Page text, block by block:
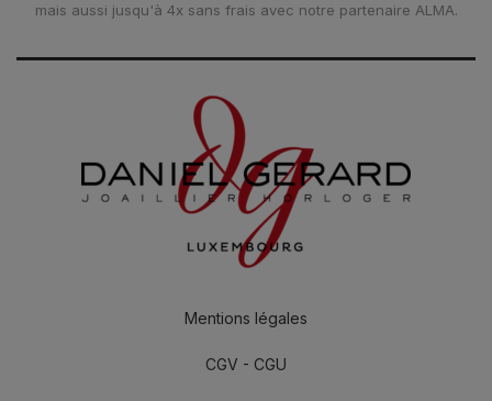
mais aussi jusqu'à 4x sans frais avec notre partenaire ALMA.
Mentions légales
CGV - CGU